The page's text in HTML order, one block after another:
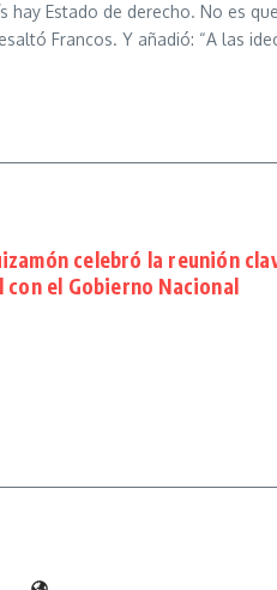
hay Estado de derecho. No es
Francos. Y añadió: “A las
celebró la reunión
con el Gobierno Nacional